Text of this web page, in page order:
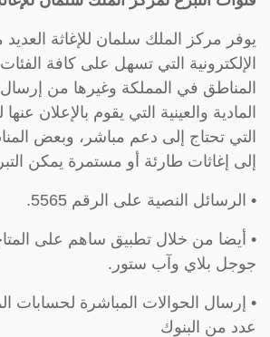
يوفر مركز الملك سلمان للإغاثة
الإلكترونية التي تسهل على كافة
المناطق في المملكة وغيرها من
المادية والعينية التي يقوم بالإعلان
التي تحتاج إلى دعم مباشر، وبعض
إلى إغاثات طارئة أو مستمرة يمكن
• الرسائل النصية على الرقم 5565.
• أيضا من خلال تطبيق ساهم على
جوجل بلاي وآب ستور.
• إرسال الحوالات المباشرة لحسابات
عدد من البنوك